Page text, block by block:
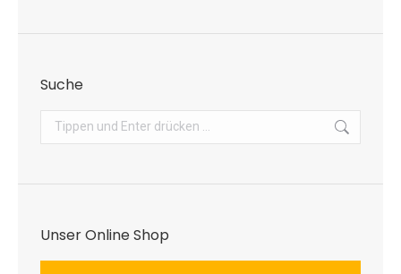
Suche
Search:
Unser Online Shop